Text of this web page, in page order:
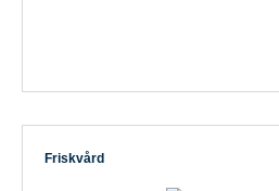
Friskvård